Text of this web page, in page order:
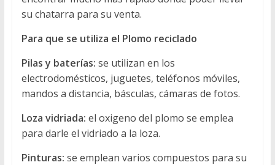
su chatarra para su venta.
Para que se utiliza el Plomo reciclado
Pilas y baterías: se utilizan en los
electrodomésticos, juguetes, teléfonos móviles,
mandos a distancia, básculas, cámaras de fotos.
Loza vidriada: el oxigeno del plomo se emplea
para darle el vidriado a la loza.
Pinturas: se emplean varios compuestos para su